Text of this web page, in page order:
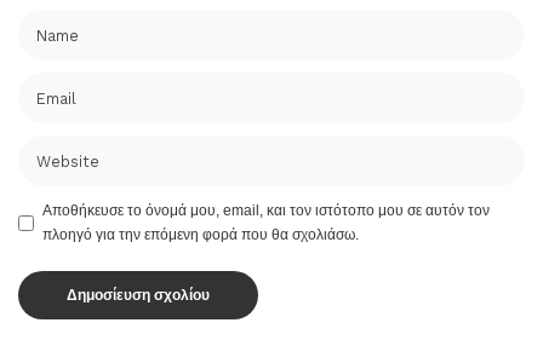
Αποθήκευσε το όνομά μου, email, και τον ιστότοπο μου σε αυτόν τον
πλοηγό για την επόμενη φορά που θα σχολιάσω.